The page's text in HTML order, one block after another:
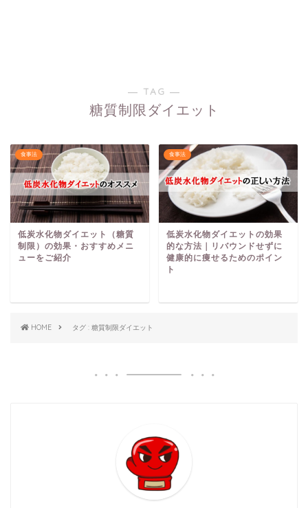
― TAG ―
糖質制限ダイエット
食事法
低炭水化物ダイエット（糖質
制限）の効果・おすすめメニ
ューをご紹介
食事法
低炭水化物ダイエットの効果
的な方法｜リバウンドせずに
健康的に痩せるためのポイン
ト
HOME タグ : 糖質制限ダイエット